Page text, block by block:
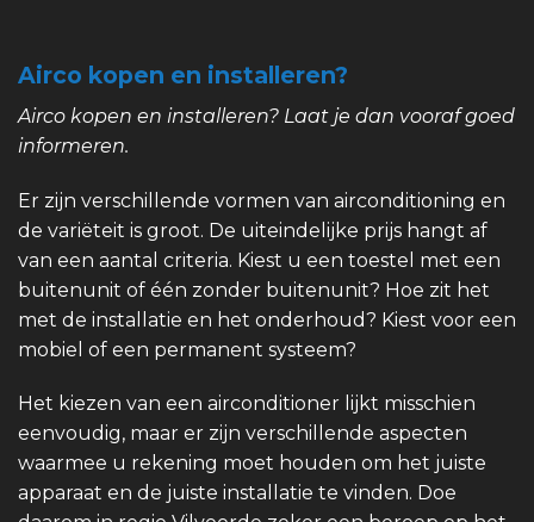
Airco kopen en installeren?
Airco kopen en installeren? Laat je dan vooraf goed
informeren.
Er zijn verschillende vormen van airconditioning en
de variëteit is groot. De uiteindelijke prijs hangt af
van een aantal criteria. Kiest u een toestel met een
buitenunit of één zonder buitenunit? Hoe zit het
met de installatie en het onderhoud? Kiest voor een
mobiel of een permanent systeem?
Het kiezen van een airconditioner lijkt misschien
eenvoudig, maar er zijn verschillende aspecten
waarmee u rekening moet houden om het juiste
apparaat en de juiste installatie te vinden. Doe